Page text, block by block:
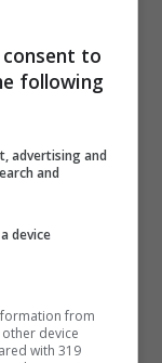
ad un
il parere
to
following
advertising and
and
device
from
device
with 319